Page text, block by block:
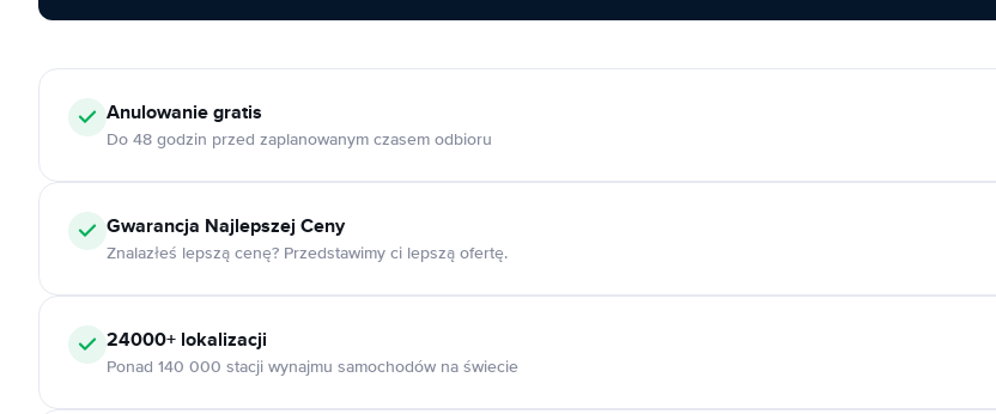
Anulowaniegratis
Do 48 godzin przed zaplanowanym czasem odbioru
Gwarancja Najlepszej Ceny
Znalazłeś lepszą cenę? Przedstawimy ci lepszą ofertę.
24000+ lokalizacji
Ponad 140 000 stacji wynajmu samochodów na świecie